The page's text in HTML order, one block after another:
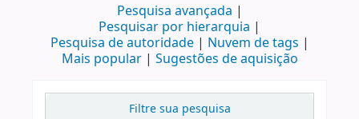
Pesquisa avançada
Pesquisar por hierarquia
Pesquisa de autoridade
Nuvem de tags
Mais popular
Sugestões de aquisição
Filtre sua pesquisa